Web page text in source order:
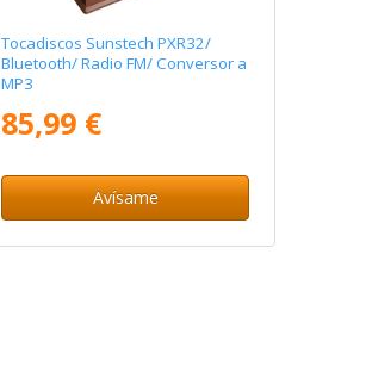
Tocadiscos Sunstech PXR32/
Bluetooth/ Radio FM/ Conversor a
MP3
85,99 €
Avísame